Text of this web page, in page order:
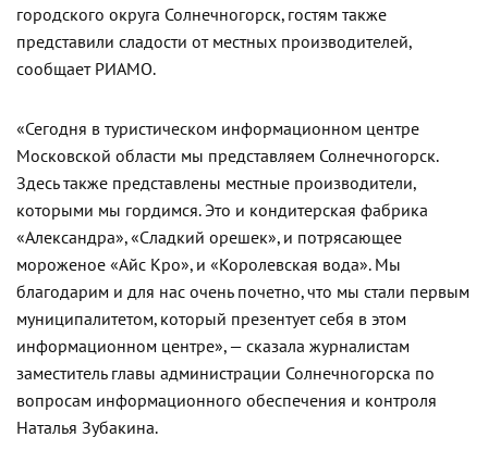
городского округа Солнечногорск, гостям также
представили сладости от местных производителей,
сообщает РИАМО.
«Сегодня в туристическом информационном центре
Московской области мы представляем Солнечногорск.
Здесь также представлены местные производители,
которыми мы гордимся. Это и кондитерская фабрика
«Александра», «Сладкий орешек», и потрясающее
мороженое «Айс Кро», и «Королевская вода». Мы
благодарим и для нас очень почетно, что мы стали первым
муниципалитетом, который презентует себя в этом
информационном центре», — сказала журналистам
заместитель главы администрации Солнечногорска по
вопросам информационного обеспечения и контроля
Наталья Зубакина.